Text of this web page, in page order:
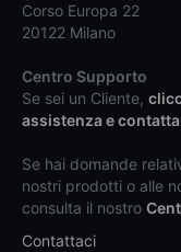
Corso Europa 22
20122 Milano
Centro Supporto
Se sei un Cliente,
assistenza e
Se hai domande
nostri prodotti o alle
consulta il nostro
Contattaci